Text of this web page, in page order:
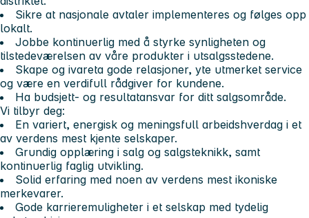
Sikre at nasjonale avtaler implementeres og følges opp
lokalt.
Jobbe kontinuerlig med å styrke synligheten og
tilstedeværelsen av våre produkter i utsalgsstedene.
Skape og ivareta gode relasjoner, yte utmerket service
og være en verdifull rådgiver for kundene.
Ha budsjett- og resultatansvar for ditt salgsområde.
Vi tilbyr deg:
En variert, energisk og meningsfull arbeidshverdag i et
av verdens mest kjente selskaper.
Grundig opplæring i salg og salgsteknikk, samt
kontinuerlig faglig utvikling.
Solid erfaring med noen av verdens mest ikoniske
merkevarer.
Gode karrieremuligheter i et selskap med tydelig